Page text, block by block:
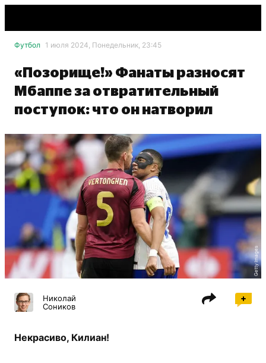
Футбол 1 июля 2024, Понедельник, 23:45
«Позорище!» Фанаты разносят
Мбаппе за отвратительный
поступок: что он натворил
Getty Images
Николай
Соников
Некрасиво, Килиан!